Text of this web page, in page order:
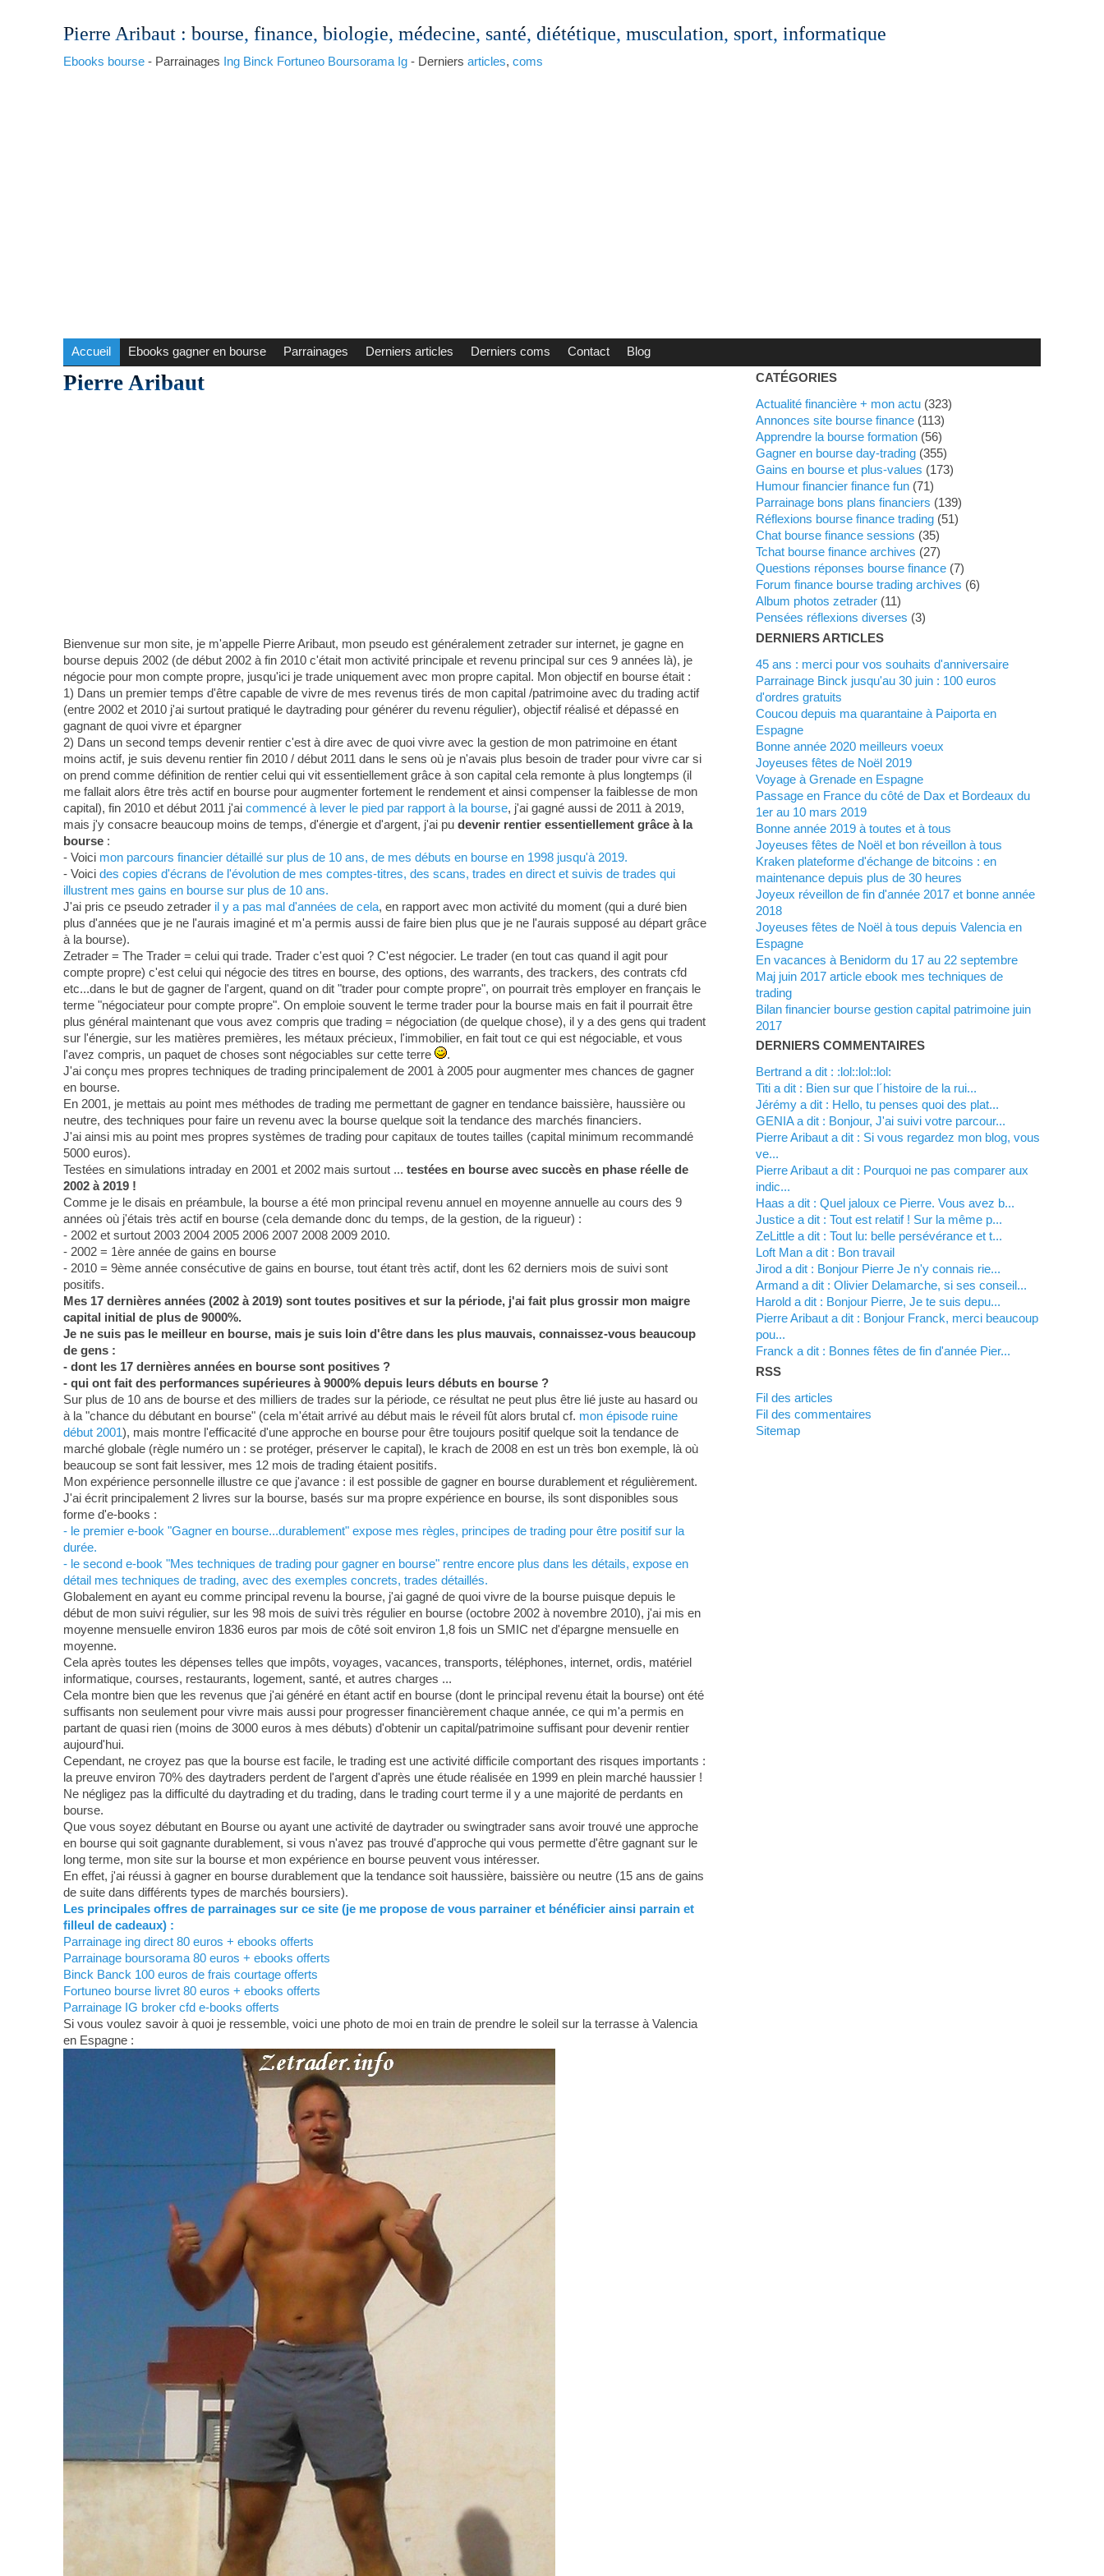
Pierre Aribaut: bourse, finance, biologie, médecine, santé, diététique, musculation, sport, informatique
Ebooks bourse- Parrainages Ing Binck Fortuneo Boursorama Ig- Derniers articles, coms
Accueil Ebooks gagner en bourse Parrainages Derniers articles Derniers coms Contact Blog
Pierre Aribaut
Bienvenue sur mon site, je m'appelle Pierre Aribaut, mon pseudo est généralement zetrader sur internet, je gagne en
bourse depuis 2002 (de début 2002 à fin 2010 c'était mon activité principale et revenu principal sur ces 9 années là), je
négocie pour mon compte propre, jusqu'ici je trade uniquement avec mon propre capital. Mon objectif en bourse était :
1) Dans un premier temps d'être capable de vivre de mes revenus tirés de mon capital /patrimoine avec du trading actif
(entre 2002 et 2010 j'ai surtout pratiqué le daytrading pour générer du revenu régulier), objectif réalisé et dépassé en
gagnant de quoi vivre et épargner
2) Dans un second temps devenir rentier c'est à dire avec de quoi vivre avec la gestion de mon patrimoine en étant
moins actif, je suis devenu rentier fin 2010 / début 2011 dans le sens où je n'avais plus besoin de trader pour vivre car si
on prend comme définition de rentier celui qui vit essentiellement grâce à son capital cela remonte à plus longtemps (il
me fallait alors être très actif en bourse pour augmenter fortement le rendement et ainsi compenser la faiblesse de mon
capital), fin 2010 et début 2011 j'ai commencé à lever le pied par rapport à la bourse, j'ai gagné aussi de 2011 à 2019,
mais j'y consacre beaucoup moins de temps, d'énergie et d'argent, j'ai pu devenir rentier essentiellement grâce à la
bourse:
- Voici mon parcours financier détaillé sur plus de 10 ans, de mes débuts en bourse en 1998 jusqu'à 2019.
- Voici des copies d'écrans de l'évolution de mes comptes-titres, des scans, trades en direct et suivis de trades qui
illustrent mes gains en bourse sur plus de 10 ans.
J'ai pris ce pseudo zetrader il y a pas mal d'années de cela, en rapport avec mon activité du moment (qui a duré bien
plus d'années que je ne l'aurais imaginé et m'a permis aussi de faire bien plus que je ne l'aurais supposé au départ grâce
à la bourse).
Zetrader = The Trader = celui qui trade. Trader c'est quoi ? C'est négocier. Le trader (en tout cas quand il agit pour
compte propre) c'est celui qui négocie des titres en bourse, des options, des warrants, des trackers, des contrats cfd
etc...dans le but de gagner de l'argent, quand on dit "trader pour compte propre", on pourrait très employer en français le
terme "négociateur pour compte propre". On emploie souvent le terme trader pour la bourse mais en fait il pourrait être
plus général maintenant que vous avez compris que trading = négociation (de quelque chose), il y a des gens qui tradent
sur l'énergie, sur les matières premières, les métaux précieux, l'immobilier, en fait tout ce qui est négociable, et vous
l'avez compris, un paquet de choses sont négociables sur cette terre
.
J'ai conçu mes propres techniques de trading principalement de 2001 à 2005 pour augmenter mes chances de gagner
en bourse.
En 2001, je mettais au point mes méthodes de trading me permettant de gagner en tendance baissière, haussière ou
neutre, des techniques pour faire un revenu avec la bourse quelque soit la tendance des marchés financiers.
J'ai ainsi mis au point mes propres systèmes de trading pour capitaux de toutes tailles (capital minimum recommandé
5000 euros).
Testées en simulations intraday en 2001 et 2002 mais surtout ... testées en bourse avec succès en phase réelle de
2002 à 2019 !
Comme je le disais en préambule, la bourse a été mon principal revenu annuel en moyenne annuelle au cours des 9
années où j'étais très actif en bourse (cela demande donc du temps, de la gestion, de la rigueur) :
- 2002 et surtout 2003 2004 2005 2006 2007 2008 2009 2010.
- 2002 = 1ère année de gains en bourse
- 2010 = 9ème année consécutive de gains en bourse, tout étant très actif, dont les 62 derniers mois de suivi sont
positifs.
Mes 17 dernières années (2002 à 2019) sont toutes positives et sur la période, j'ai fait plus grossir mon maigre
capital initial de plus de 9000%.
Je ne suis pas le meilleur en bourse, mais je suis loin d'être dans les plus mauvais, connaissez-vous beaucoup
de gens :
- dont les 17 dernières années en bourse sont positives ?
- qui ont fait des performances supérieures à 9000% depuis leurs débuts en bourse ?
Sur plus de 10 ans de bourse et des milliers de trades sur la période, ce résultat ne peut plus être lié juste au hasard ou
à la "chance du débutant en bourse" (cela m'était arrivé au début mais le réveil fût alors brutal cf. mon épisode ruine
début 2001), mais montre l'efficacité d'une approche en bourse pour être toujours positif quelque soit la tendance de
marché globale (règle numéro un : se protéger, préserver le capital), le krach de 2008 en est un très bon exemple, là où
beaucoup se sont fait lessiver, mes 12 mois de trading étaient positifs.
Mon expérience personnelle illustre ce que j'avance : il est possible de gagner en bourse durablement et régulièrement.
J'ai écrit principalement 2 livres sur la bourse, basés sur ma propre expérience en bourse, ils sont disponibles sous
forme d'e-books :
- le premier e-book "Gagner en bourse...durablement" expose mes règles, principes de trading pour être positif sur la
durée.
- le second e-book "Mes techniques de trading pour gagner en bourse" rentre encore plus dans les détails, expose en
détail mes techniques de trading, avec des exemples concrets, trades détaillés.
Globalement en ayant eu comme principal revenu la bourse, j'ai gagné de quoi vivre de la bourse puisque depuis le
début de mon suivi régulier, sur les 98 mois de suivi très régulier en bourse (octobre 2002 à novembre 2010), j'ai mis en
moyenne mensuelle environ 1836 euros par mois de côté soit environ 1,8 fois un SMIC net d'épargne mensuelle en
moyenne.
Cela après toutes les dépenses telles que impôts, voyages, vacances, transports, téléphones, internet, ordis, matériel
informatique, courses, restaurants, logement, santé, et autres charges ...
Cela montre bien que les revenus que j'ai généré en étant actif en bourse (dont le principal revenu était la bourse) ont été
suffisants non seulement pour vivre mais aussi pour progresser financièrement chaque année, ce qui m'a permis en
partant de quasi rien (moins de 3000 euros à mes débuts) d'obtenir un capital/patrimoine suffisant pour devenir rentier
aujourd'hui.
Cependant, ne croyez pas que la bourse est facile, le trading est une activité difficile comportant des risques importants :
la preuve environ 70% des daytraders perdent de l'argent d'après une étude réalisée en 1999 en plein marché haussier !
Ne négligez pas la difficulté du daytrading et du trading, dans le trading court terme il y a une majorité de perdants en
bourse.
Que vous soyez débutant en Bourse ou ayant une activité de daytrader ou swingtrader sans avoir trouvé une approche
en bourse qui soit gagnante durablement, si vous n'avez pas trouvé d'approche qui vous permette d'être gagnant sur le
long terme, mon site sur la bourse et mon expérience en bourse peuvent vous intéresser.
En effet, j'ai réussi à gagner en bourse durablement que la tendance soit haussière, baissière ou neutre (15 ans de gains
de suite dans différents types de marchés boursiers).
Les principales offres de parrainages sur ce site (je me propose de vous parrainer et bénéficier ainsi parrain et
filleul de cadeaux) :
Parrainage ing direct 80 euros + ebooks offerts
Parrainage boursorama 80 euros + ebooks offerts
Binck Banck 100 euros de frais courtage offerts
Fortuneo bourse livret 80 euros + ebooks offerts
Parrainage IG broker cfd e-books offerts
Si vous voulez savoir à quoi je ressemble, voici une photo de moi en train de prendre le soleil sur la terrasse à Valencia
en Espagne :
CATÉGORIES
Actualité financière + mon actu (323)
Annonces site bourse finance (113)
Apprendre la bourse formation (56)
Gagner en bourse day-trading (355)
Gains en bourse et plus-values (173)
Humour financier finance fun (71)
Parrainage bons plans financiers (139)
Réflexions bourse finance trading (51)
Chat bourse finance sessions (35)
Tchat bourse finance archives (27)
Questions réponses bourse finance (7)
Forum finance bourse trading archives (6)
Album photos zetrader (11)
Pensées réflexions diverses (3)
DERNIERS ARTICLES
45 ans : merci pour vos souhaits d'anniversaire
Parrainage Binck jusqu'au 30 juin : 100 euros
d'ordres gratuits
Coucou depuis ma quarantaine à Paiporta en
Espagne
Bonne année 2020 meilleurs voeux
Joyeuses fêtes de Noël 2019
Voyage à Grenade en Espagne
Passage en France du côté de Dax et Bordeaux du
1er au 10 mars 2019
Bonne année 2019 à toutes et à tous
Joyeuses fêtes de Noël et bon réveillon à tous
Kraken plateforme d'échange de bitcoins : en
maintenance depuis plus de 30 heures
Joyeux réveillon de fin d'année 2017 et bonne année
2018
Joyeuses fêtes de Noël à tous depuis Valencia en
Espagne
En vacances à Benidorm du 17 au 22 septembre
Maj juin 2017 article ebook mes techniques de
trading
Bilan financier bourse gestion capital patrimoine juin
2017
DERNIERS COMMENTAIRES
Bertrand a dit : :lol::lol::lol:
titi a dit : Bien sur que l´histoire de la rui...
Jérémy a dit : Hello, tu penses quoi des plat...
GENIA a dit : Bonjour, J'ai suivi votre parcour...
Pierre Aribaut a dit : Si vous regardez mon blog, vous
ve...
Pierre Aribaut a dit : Pourquoi ne pas comparer aux
indic...
Haas a dit : Quel jaloux ce Pierre. Vous avez b...
justice a dit : Tout est relatif ! Sur la même p...
zeLittle a dit : Tout lu: belle persévérance et t...
Loft Man a dit : Bon travail
Jirod a dit : Bonjour Pierre Je n'y connais rie...
Armand a dit : Olivier Delamarche, si ses conseil...
harold a dit : Bonjour Pierre, Je te suis depu...
Pierre Aribaut a dit : Bonjour Franck, merci beaucoup
pou...
franck a dit : Bonnes fêtes de fin d'année Pier...
RSS
Fil des articles
Fil des commentaires
Sitemap